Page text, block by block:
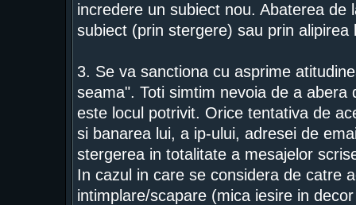
incredere un subiect nou. Abaterea de
subiect (prin stergere) sau prin
3. Se va sanctiona cu asprime
seama". Toti simtim nevoia de a
este locul potrivit. Orice tentativa de
si banarea lui, a ip-ului, adresei de
stergerea in totalitate a mesajelor
In cazul in care se considera de catre
intimplare/scapare (mica iesire in